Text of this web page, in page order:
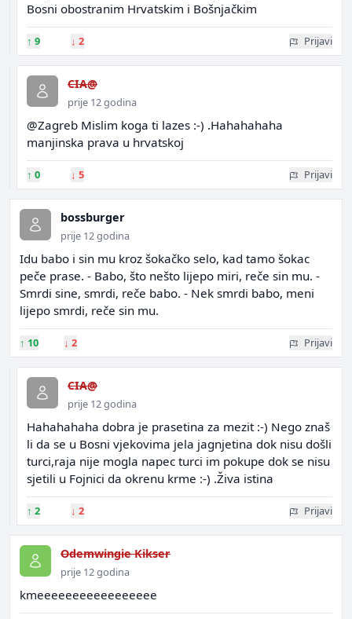
Bosni obostranim Hrvatskim i Bošnjačkim
↑ 9 ↓ 2 Prijavi
CIA@
prije 12 godina
@Zagreb Mislim koga ti lazes :-) .Hahahahaha
manjinska prava u hrvatskoj
↑ 0 ↓ 5 Prijavi
bossburger
prije 12 godina
Idu babo i sin mu kroz šokačko selo, kad tamo šokac
peče prase. - Babo, što nešto lijepo miri, reče sin mu. -
Smrdi sine, smrdi, reče babo. - Nek smrdi babo, meni
lijepo smrdi, reče sin mu.
↑ 10 ↓ 2 Prijavi
CIA@
prije 12 godina
Hahahahaha dobra je prasetina za mezit :-) Nego znaš
li da se u Bosni vjekovima jela jagnjetina dok nisu došli
turci,raja nije mogla napec turci im pokupe dok se nisu
sjetili u Fojnici da okrenu krme :-) .Živa istina
↑ 2 ↓ 2 Prijavi
Odemwingie Kikser
prije 12 godina
kmeeeeeeeeeeeeeeeee